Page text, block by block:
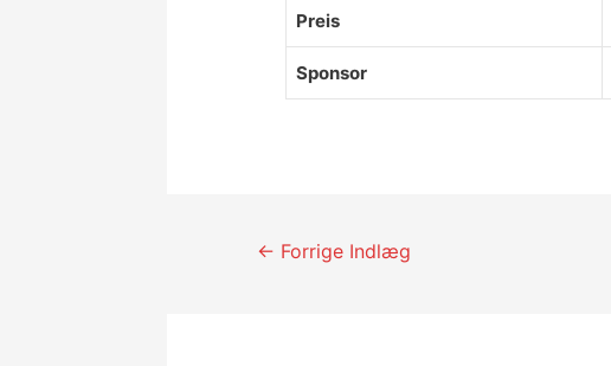
Preis
Sponsor
Indlægsnavigation
← Forrige Indlæg